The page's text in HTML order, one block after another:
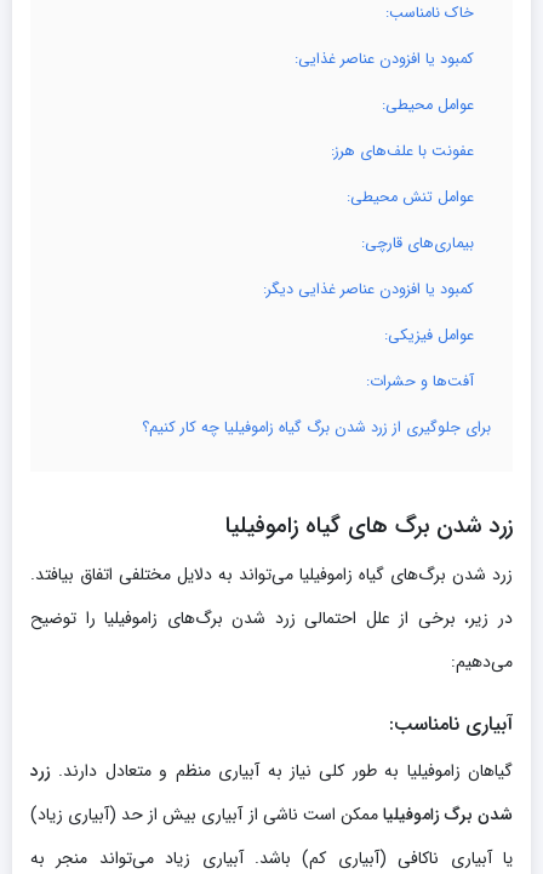
خاک نامناسب:
کمبود یا افزودن عناصر غذایی:
عوامل محیطی:
عفونت با علف‌های هرز:
عوامل تنش محیطی:
بیماری‌های قارچی:
کمبود یا افزودن عناصر غذایی دیگر:
عوامل فیزیکی:
آفت‌ها و حشرات:
برای جلوگیری از زرد شدن برگ گیاه زاموفیلیا چه کار کنیم؟
زرد شدن برگ های گیاه زاموفیلیا
زرد شدن برگ‌های گیاه زاموفیلیا می‌تواند به دلایل مختلفی اتفاق بیافتد.
در زیر، برخی از علل احتمالی زرد شدن برگ‌های زاموفیلیا را توضیح
می‌دهیم:
آبیاری نامناسب:
گیاهان زاموفیلیا به طور کلی نیاز به آبیاری منظم و متعادل دارند. زرد
شدن برگ‌ زاموفیلیاممکن است ناشی از آبیاری بیش از حد (آبیاری زیاد)
یا آبیاری ناکافی (آبیاری کم) باشد. آبیاری زیاد می‌تواند منجر به